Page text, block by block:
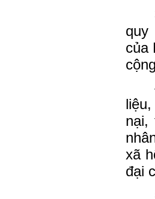
quy
của
nại,
xã
đại